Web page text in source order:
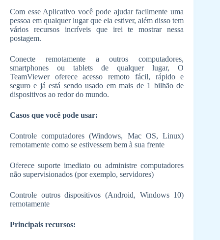
Com esse Aplicativo você pode ajudar facilmente uma
pessoa em qualquer lugar que ela estiver, além disso tem
vários recursos incríveis que irei te mostrar nessa
postagem.
Conecte remotamente a outros computadores,
smartphones ou tablets de qualquer lugar, O
TeamViewer oferece acesso remoto fácil, rápido e
seguro e já está sendo usado em mais de 1 bilhão de
dispositivos ao redor do mundo.
Casos que você pode usar:
Controle computadores (Windows, Mac OS, Linux)
remotamente como se estivessem bem à sua frente
Oferece suporte imediato ou administre computadores
não supervisionados (por exemplo, servidores)
Controle outros dispositivos (Android, Windows 10)
remotamente
Principais recursos: